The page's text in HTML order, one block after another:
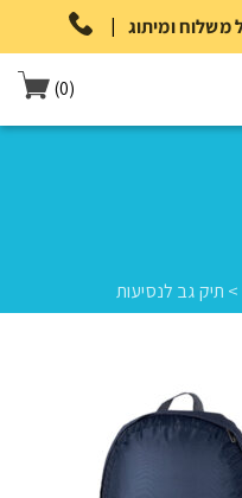
|
(0)
> תיק גב לנסיעות